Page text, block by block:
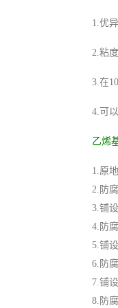
1.优
2.粘
3.在
4.可
乙烯
1.原
2.防
3.铺
4.防
5.铺
6.防
7.铺
8.防